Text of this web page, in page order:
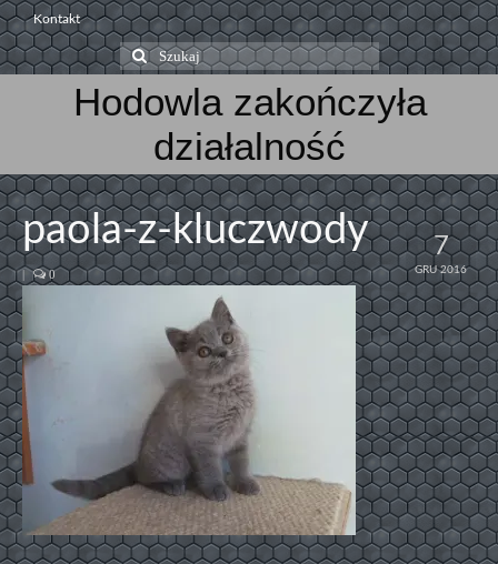
Kontakt
Szuklaj
w:
Hodowla zakończyła
działalność
7
GRU 2016
paola-z-kluczwody
| 0